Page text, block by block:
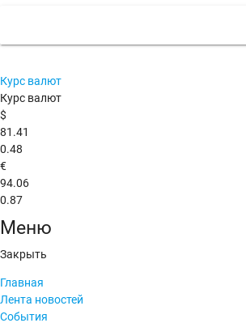
Курс валют
Курс валют
$
81.41
0.48
€
94.06
0.87
Меню
Закрыть
Главная
Лента новостей
События